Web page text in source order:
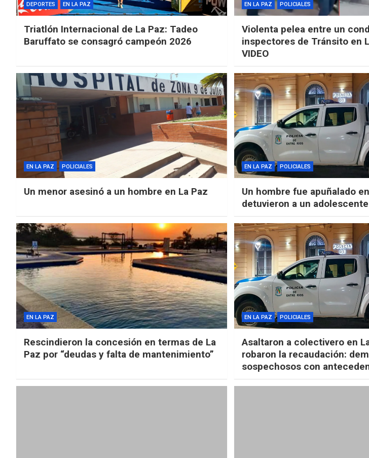
DEPORTES EN LA PAZ
Triatlón Internacional de La Paz: Tadeo
Baruffato se consagró campeón 2026
EN LA PAZ POLICIALES
Violenta pelea entre un
inspectores de Tránsito en
VIDEO
EN LA PAZ POLICIALES
Un menor asesinó a un hombre en La Paz
EN LA PAZ POLICIALES
Un hombre fue apuñalado
detuvieron a un
EN LA PAZ
Rescindieron la concesión en termas de La
Paz por “deudas y falta de mantenimiento”
EN LA PAZ POLICIALES
Asaltaron a colectivero en
robaron la recaudación:
sospechosos con